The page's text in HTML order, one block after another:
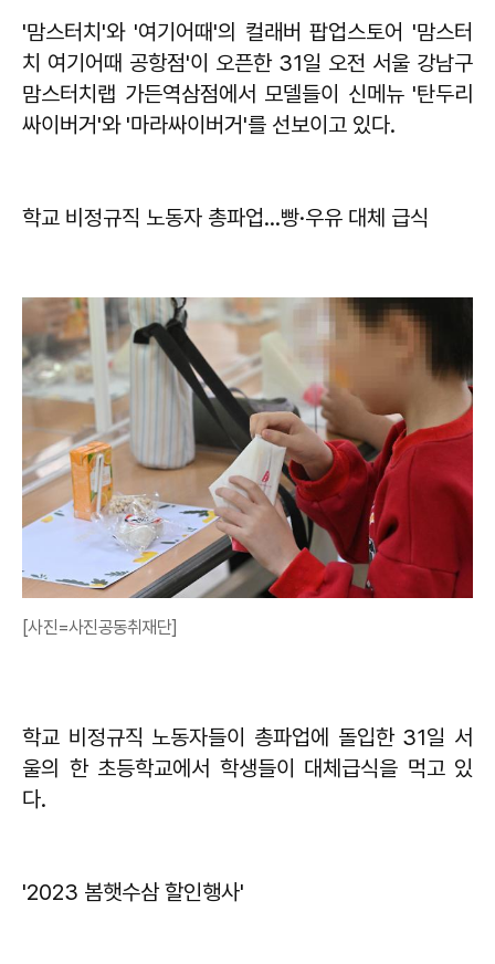
'맘스터치'와 '여기어때'의 컬래버 팝업스토어 '맘스터
치 여기어때 공항점'이 오픈한 31일 오전 서울 강남구
맘스터치랩 가든역삼점에서 모델들이 신메뉴 '탄두리
싸이버거'와 '마라싸이버거'를 선보이고 있다.
학교 비정규직 노동자 총파업…빵·우유 대체 급식​
[사진=사진공동취재단]
학교 비정규직 노동자들이 총파업에 돌입한 31일 서
울의 한 초등학교에서 학생들이 대체급식을 먹고 있
다.
'2023 봄햇수삼 할인행사'